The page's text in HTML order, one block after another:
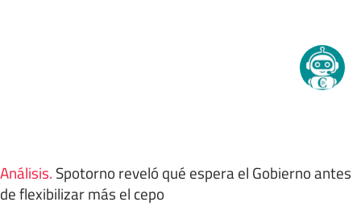
Análisis. Spotorno reveló qué espera el Gobierno antes
de flexibilizar más el cepo